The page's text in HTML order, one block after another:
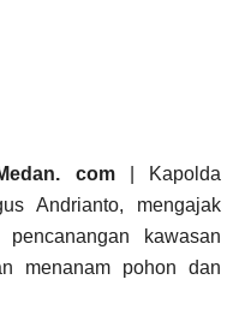
com| Kapolda
Andrianto, mengajak
kawasan
menanam pohon dan